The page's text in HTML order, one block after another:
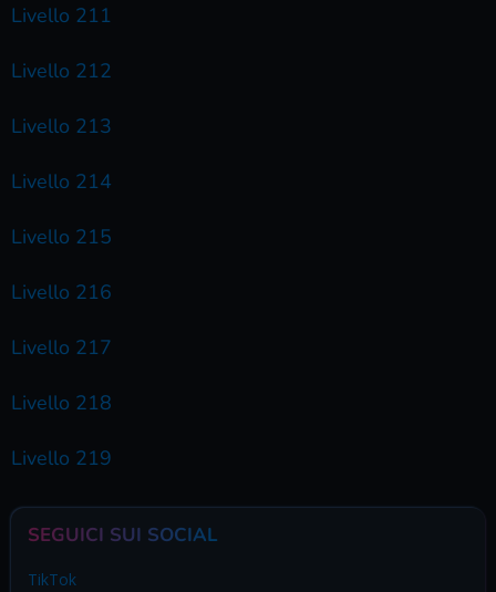
Livello 211
Livello 212
Livello 213
Livello 214
Livello 215
Livello 216
Livello 217
Livello 218
Livello 219
SEGUICI SUI SOCIAL
TikTok